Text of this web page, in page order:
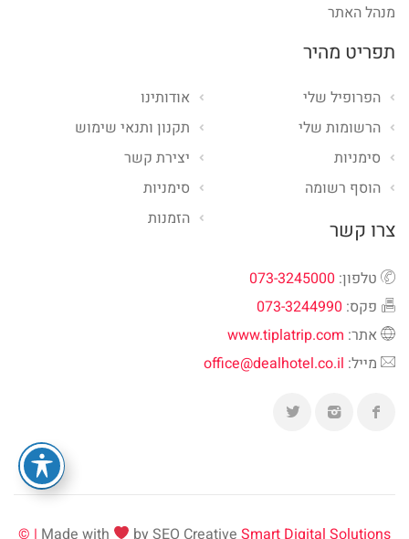
מנהל האתר
תפריט מהיר
אודותינו
תקנון ותנאי שימוש
יצירת קשר
סימניות
הזמנות
הפרופיל שלי
הרשומות שלי
סימניות
הוסף רשומה
צרו קשר
טלפון: 073-3245000
פקס: 073-3244990
אתר: www.tiplatrip.com
מייל: office@dealhotel.co.il
Made with by SEO CreativeSmart Digital Solutions | ©